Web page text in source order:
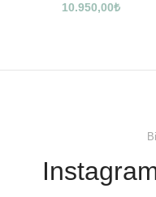
10.950,00₺